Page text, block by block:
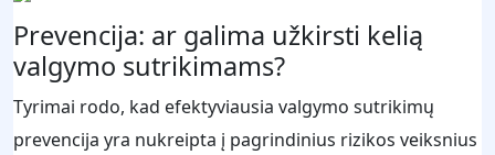
Prevencija: ar galima užkirsti kelią
valgymo sutrikimams?
Tyrimai rodo, kad efektyviausia valgymo sutrikimų
prevencija yra nukreipta į pagrindinius rizikos veiksnius